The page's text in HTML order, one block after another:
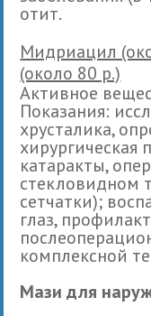
отит.
Мидриацил
(около 80 р.)
Активное
Показания:
хрусталика,
хирургическая
катаракты,
стекловидном
сетчатки);
глаз,
комплексной
Мази для